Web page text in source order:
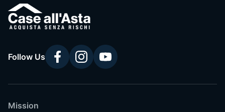
Follow Us
Mission